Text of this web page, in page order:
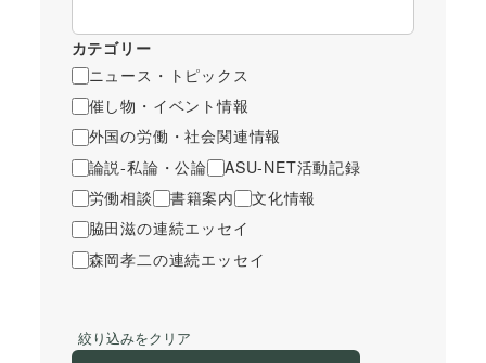
カテゴリー
ニュース・トピックス
催し物・イベント情報
外国の労働・社会関連情報
論説-私論・公論
ASU-NET活動記録
労働相談
書籍案内
文化情報
脇田滋の連続エッセイ
森岡孝二の連続エッセイ
絞り込みをクリア